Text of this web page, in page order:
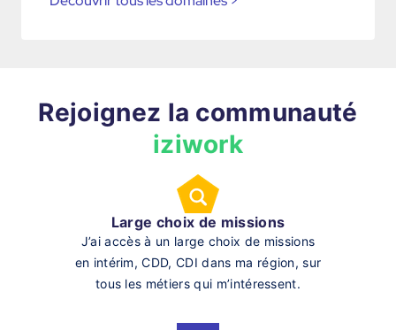
Rejoignez la communauté
iziwork
Large choix de missions
J’ai accès à un large choix de missions
en intérim, CDD, CDI dans ma région, sur
tous les métiers qui m’intéressent.